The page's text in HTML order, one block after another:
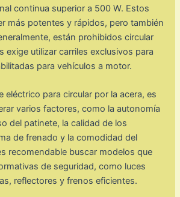
continua superior a 500 W. Estos
más potentes y rápidos, pero también
están prohibidos circular
exige utilizar carriles exclusivos para
para vehículos a motor.
eléctrico para circular por la acera, es
varios factores, como la autonomía
del patinete, la calidad de los
de frenado y la comodidad del
recomendable buscar modelos que
de seguridad, como luces
reflectores y frenos eficientes.